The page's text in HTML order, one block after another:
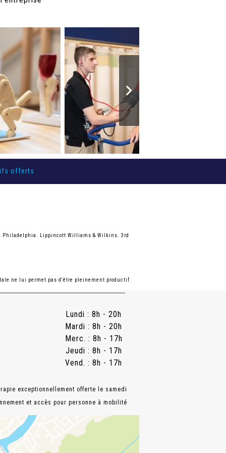
offerts
Philadelphia. Lippincott Williams & Wilkins. 3rd
ne lui permet pas d'être pleinement productif.
Lundi : 8h - 20h
Mardi : 8h - 20h
Merc. : 8h - 17h
Jeudi : 8h - 17h
Vend. : 8h - 17h
et accès pour personne à mobilité
exceptionnellement offerte le samedi